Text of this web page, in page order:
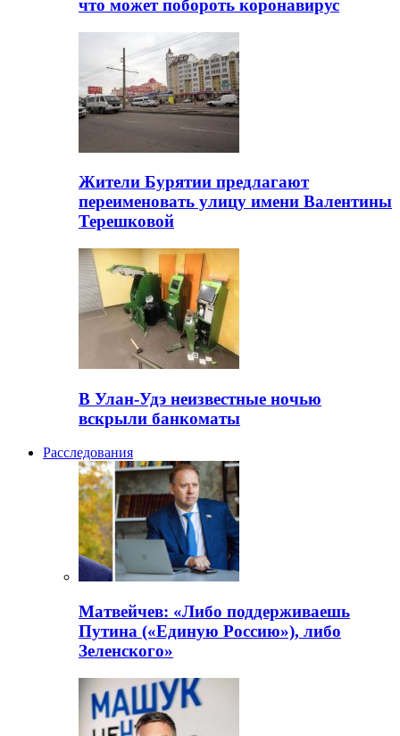
что может побороть коронавирус
Жители Бурятии предлагают
переименовать улицу имени Валентины
Терешковой
В Улан-Удэ неизвестные ночью
вскрыли банкоматы
Расследования
Матвейчев: «Либо поддерживаешь
Путина («Единую Россию»), либо
Зеленского»